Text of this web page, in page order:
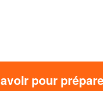
pour